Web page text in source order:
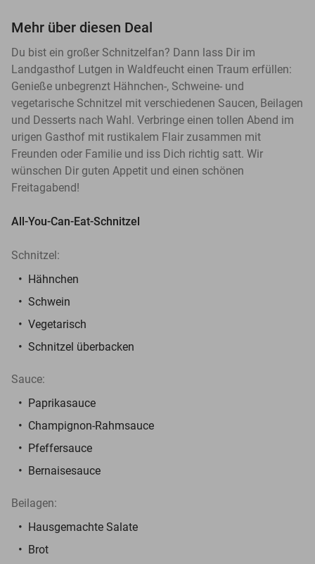
Mehr über diesen Deal
Du bist ein großer Schnitzelfan? Dann lass Dir im
Landgasthof Lutgen in Waldfeucht einen Traum erfüllen:
Genieße unbegrenzt Hähnchen-, Schweine- und
vegetarische Schnitzel mit verschiedenen Saucen, Beilagen
und Desserts nach Wahl. Verbringe einen tollen Abend im
urigen Gasthof mit rustikalem Flair zusammen mit
Freunden oder Familie und iss Dich richtig satt. Wir
wünschen Dir guten Appetit und einen schönen
Freitagabend!
All-You-Can-Eat-Schnitzel
Schnitzel:
Hähnchen
Schwein
Vegetarisch
Schnitzel überbacken
Sauce:
Paprikasauce
Champignon-Rahmsauce
Pfeffersauce
Bernaisesauce
Beilagen:
Hausgemachte Salate
Brot